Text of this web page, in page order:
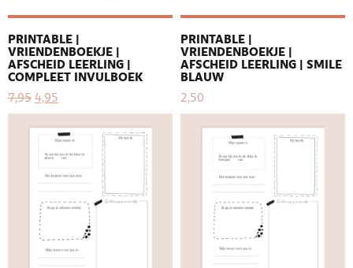
PRINTABLE |
VRIENDENBOEKJE |
AFSCHEID LEERLING |
COMPLEET INVULBOEK
7,95 4,95
PRINTABLE |
VRIENDENBOEKJE |
AFSCHEID LEERLING | SMILE
BLAUW
2,50